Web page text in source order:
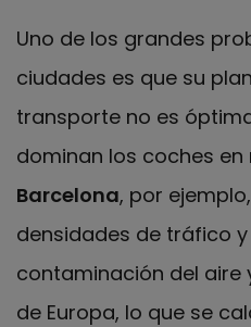
Uno de los grandes
ciudades es que su
transporte no es
dominan los coches
Barcelona, por
densidades de tráfico
contaminación del aire
de Europa, lo que se